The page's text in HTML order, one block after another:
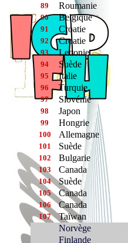
89 Roumanie
90 Belgique
91 Croatie
92 Croatie
93 Lettonie
94 Suède
95 Italie
96 Turquie
97 Slovénie
98 Japon
99 Hongrie
100 Allemagne
101 Suède
102 Bulgarie
103 Canada
104 Suède
105 Canada
106 Canada
107 Taïwan
Norvège
Finlande